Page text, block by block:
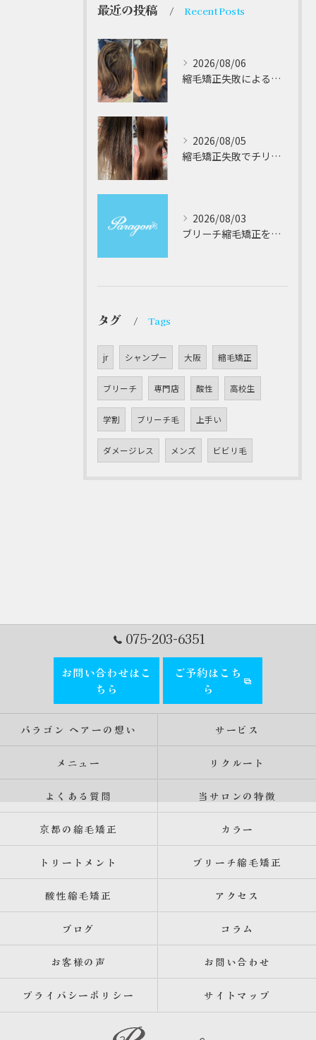
最近の投稿 Recent Posts
2026/08/06
縮毛矯正失敗によるチリチリやジリジリ髪のビビり直し専門が解説する本当に効く修復策
2026/08/05
縮毛矯正失敗でチリチリジリジリの髪をビビり直し専門が丁寧に修復する方法解説
2026/08/03
ブリーチ縮毛矯正を安全に受けるための大阪府対応サロン選びと髪質改善のポイント
タグ Tags
jr シャンプー 大阪 縮毛矯正
ブリーチ 専門店 酸性 高校生
学割 ブリーチ毛 上手い
ダメージレス メンズ ビビリ毛
075-203-6351
お問い合わせはこ
ちら
ご予約はこち
ら
パラゴン ヘアーの想い サービス
メニュー リクルート
よくある質問 当サロンの特徴
京都の縮毛矯正 カラー
トリートメント ブリーチ縮毛矯正
酸性縮毛矯正 アクセス
ブログ コラム
お客様の声 お問い合わせ
プライバシーポリシー サイトマップ